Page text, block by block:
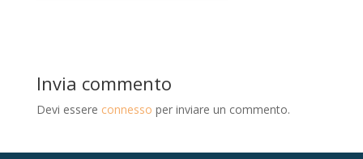
Invia commento
Devi essere connesso per inviare un commento.